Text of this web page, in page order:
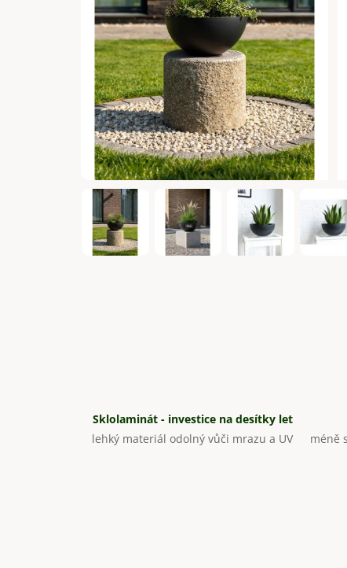
Sklolaminát - investice na desítky let
lehký materiál odolný vůči mrazu a UV
méně